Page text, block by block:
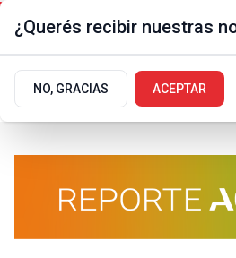
¿Querés recibir nuestras
NO, GRACIAS ACEPTAR